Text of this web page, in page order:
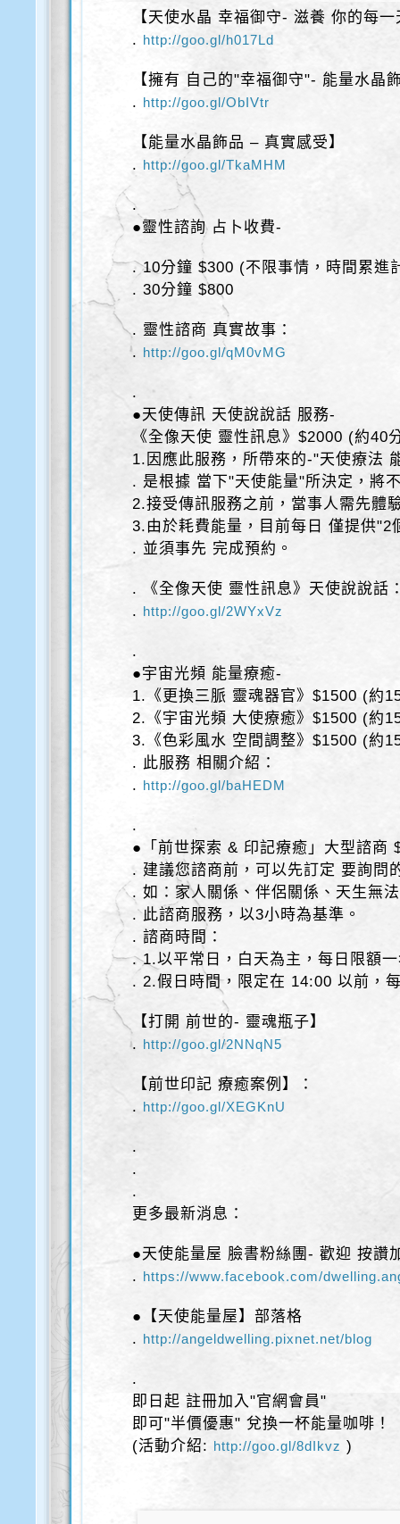
【天使水晶 幸福御守- 滋養 你的每一
. http://goo.gl/h017Ld
【擁有 自己的"幸福御守"- 能量水晶
. http://goo.gl/ObIVtr
【能量水晶飾品 – 真實感受】
. http://goo.gl/TkaMHM
.
●靈性諮詢 占卜收費-
. 10分鐘 $300 (不限事情，時間累進
. 30分鐘 $800
. 靈性諮商 真實故事：
. http://goo.gl/qM0vMG
.
●天使傳訊 天使說說話 服務-
《全像天使 靈性訊息》$2000 (約40
1.因應此服務，所帶來的-"天使療法
. 是根據 當下"天使能量"所決定，將
2.接受傳訊服務之前，當事人需先體
3.由於耗費能量，目前每日 僅提供"2
. 並須事先 完成預約。
. 《全像天使 靈性訊息》天使說說話
. http://goo.gl/2WYxVz
.
●宇宙光頻 能量療癒-
1.《更換三脈 靈魂器官》$1500 (約
2.《宇宙光頻 大使療癒》$1500 (約
3.《色彩風水 空間調整》$1500 (約
. 此服務 相關介紹：
. http://goo.gl/baHEDM
.
●「前世探索 & 印記療癒」大型諮商
. 建議您諮商前，可以先訂定 要詢問
. 如：家人關係、伴侶關係、天生無
. 此諮商服務，以3小時為基準。
. 諮商時間：
. 1.以平常日，白天為主，每日限額
. 2.假日時間，限定在 14:00 以前，
【打開 前世的- 靈魂瓶子】
. http://goo.gl/2NNqN5
【前世印記 療癒案例】：
. http://goo.gl/XEGKnU
.
.
.
更多最新消息：
●天使能量屋 臉書粉絲團- 歡迎 按讚
. https://www.facebook.com/
●【天使能量屋】部落格
. http://angeldwelling.pixnet.net/blog
.
即日起 註冊加入"官網會員"
即可"半價優惠" 兌換一杯能量咖啡！
(活動介紹: http://goo.gl/8dIkvz )